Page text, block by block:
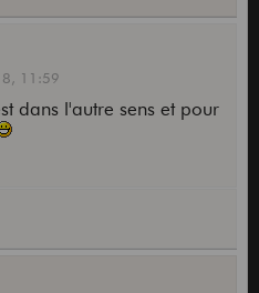
11:59
dans l'autre sens et pour